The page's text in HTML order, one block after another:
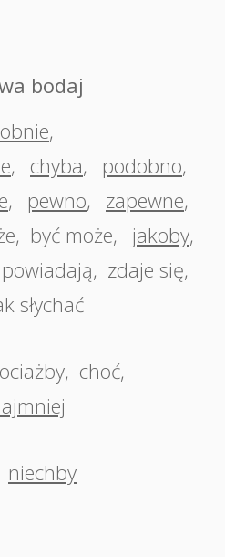
bodaj
,
, chyba, podobno,
, pewno, zapewne,
, być może, jakoby,
, zdaje się,
słychać
, choć,
niechby